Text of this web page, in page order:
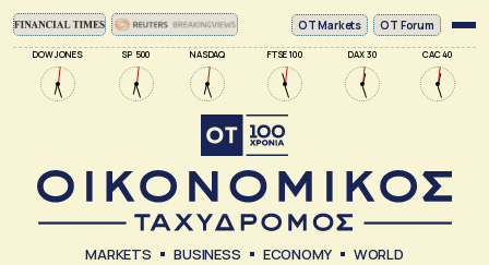
DOW JONES SP 500 NASDAQ FTSE 100 DAX 30 CAC 40
ΟΤ Markets OT Forum
MARKETS BUSINESS ECONOMY WORLD